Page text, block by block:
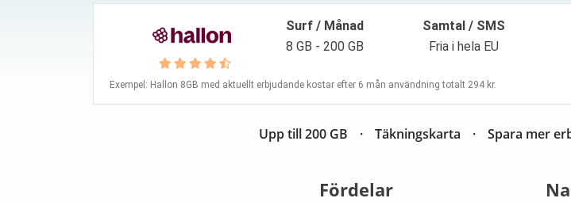
Surf / Månad
8 GB - 200 GB
Samtal / SMS
Fria i hela EU
Exempel: Hallon 8GB med aktuellt erbjudande kostar efter 6 mån användning totalt 294 kr.
Upp till 200 GB Täkningskarta Spara mer
Fördelar